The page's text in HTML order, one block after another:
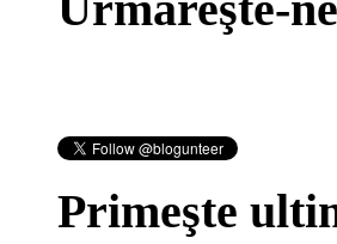
Primeşte